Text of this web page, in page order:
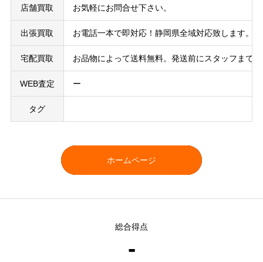
店舗買取 お気軽にお問合せ下さい。
出張買取 お電話一本で即対応！静岡県全域対応致します。
宅配買取 お品物によって送料無料。発送前にスタッフまで
WEB査定 ー
タグ
ホームページ
総合得点
-